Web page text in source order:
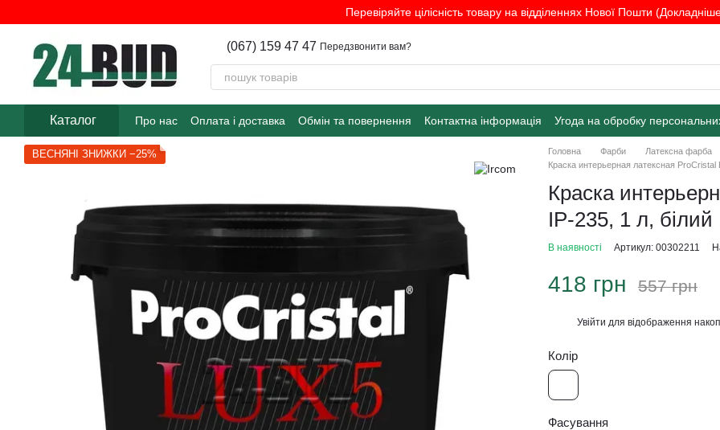
Перевіряйте цілісність товару на відділеннях Нової Пошти
(067) 159 47 47 Передзвонити вам?
Каталог Про нас Оплата і доставка Обмін та повернення Контактна інформація Угода на обробку
ВЕСНЯНІ ЗНИЖКИ −25% Головна Фарби Латексна фарба
Краска интерьерная латексная
Краска
ІР-235, 1 л,
В наявності Артикул: 00302211
418 грн 557 грн
Увійти для відображення
Колір
Фасування